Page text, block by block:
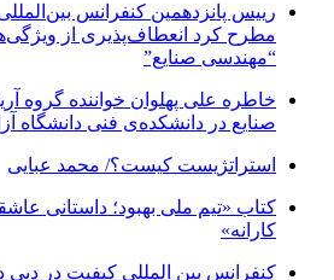
رییس پانزدهمین کنفرانس
مطرح کرد انعطاف‌پذیری از
“مهندسی صنایع”
خاطره علی پهلوان خواننده گروه
صنایع در دانشکده‌ی فنی دانشگاه
استراتژیست کیست؟‬/ محمد عبایی
کتاب «تیم ملی بهبود؛ داستانی
کارانه»